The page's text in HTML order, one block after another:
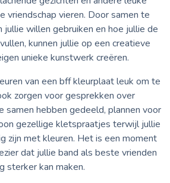
vriendschap vieren. Door samen te
jullie willen gebruiken en hoe jullie de
kunnen jullie op een creatieve
unieke kunstwerk creëren.
van een bff kleurplaat leuk om te
zorgen voor gesprekken over
samen hebben gedeeld, plannen voor
gezellige kletspraatjes terwijl jullie
zijn met kleuren. Het is een moment
dat jullie band als beste vrienden
sterker kan maken.